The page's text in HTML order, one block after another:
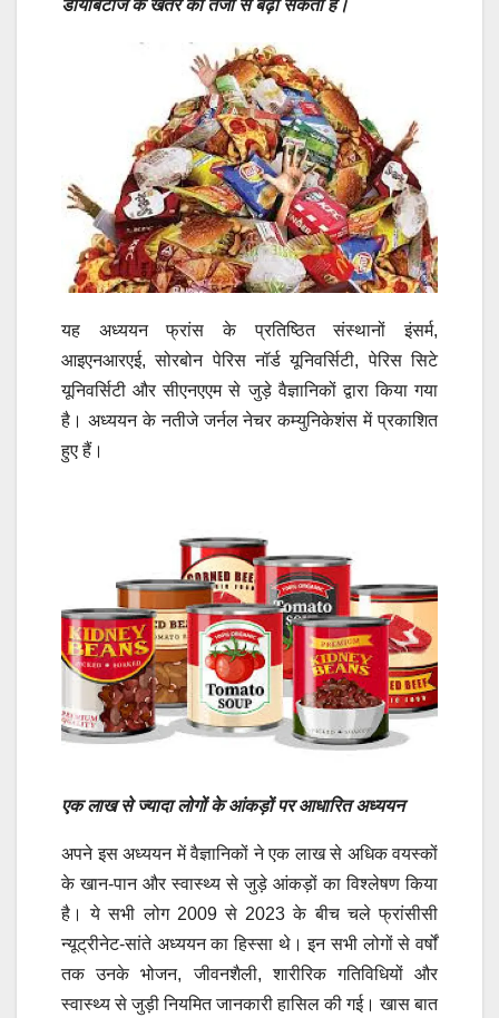
डायबिटीज के खतरे को तेजी से बढ़ा सकता है।
यह अध्ययन फ्रांस के प्रतिष्ठित संस्थानों इंसर्म,
आइएनआरएई, सोरबोन पेरिस नॉर्ड यूनिवर्सिटी, पेरिस सिटे
यूनिवर्सिटी और सीएनएएम से जुड़े वैज्ञानिकों द्वारा किया गया
है। अध्ययन के नतीजे जर्नल नेचर कम्युनिकेशंस में प्रकाशित
हुए हैं।
एक लाख से ज्यादा लोगों के आंकड़ों पर आधारित अध्ययन
अपने इस अध्ययन में वैज्ञानिकों ने एक लाख से अधिक वयस्कों
के खान-पान और स्वास्थ्य से जुड़े आंकड़ों का विश्लेषण किया
है। ये सभी लोग 2009 से 2023 के बीच चले फ्रांसीसी
न्यूट्रीनेट-सांते अध्ययन का हिस्सा थे। इन सभी लोगों से वर्षों
तक उनके भोजन, जीवनशैली, शारीरिक गतिविधियों और
स्वास्थ्य से जुड़ी नियमित जानकारी हासिल की गई। खास बात